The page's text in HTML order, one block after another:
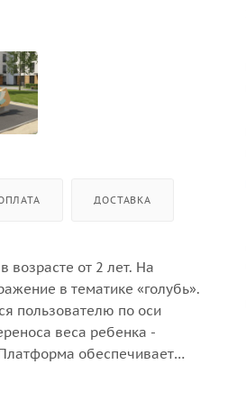
ДОСТАВКА
возрасте от 2 лет. На
в тематике «голубь».
пользователю по оси
веса ребенка -
обеспечивает